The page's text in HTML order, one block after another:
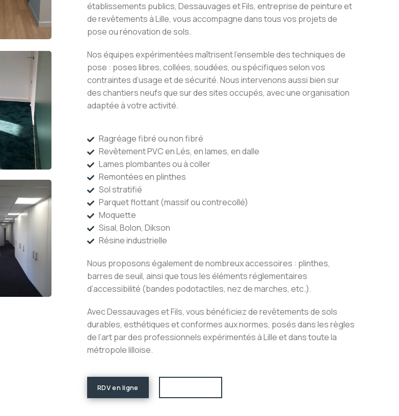
établissements publics, Dessauvages et Fils, entreprise de peinture et
de revêtements à Lille, vous accompagne dans tous vos projets de
pose ou rénovation de sols.
Nos équipes expérimentées maîtrisent l’ensemble des techniques de
pose : poses libres, collées, soudées, ou spécifiques selon vos
contraintes d’usage et de sécurité. Nous intervenons aussi bien sur
des chantiers neufs que sur des sites occupés, avec une organisation
adaptée à votre activité.
Ragréage fibré ou non fibré
Revêtement PVC en Lés, en lames, en dalle
Lames plombantes ou à coller
Remontées en plinthes
Sol stratifié
Parquet flottant (massif ou contrecollé)
Moquette
Sisal, Bolon, Dikson
Résine industrielle
Nous proposons également de nombreux accessoires : plinthes,
barres de seuil, ainsi que tous les éléments réglementaires
d’accessibilité (bandes podotactiles, nez de marches, etc.).
Avec Dessauvages et Fils, vous bénéficiez de revêtements de sols
durables, esthétiques et conformes aux normes, posés dans les règles
de l’art par des professionnels expérimentés à Lille et dans toute la
métropole lilloise.
RDV en ligne